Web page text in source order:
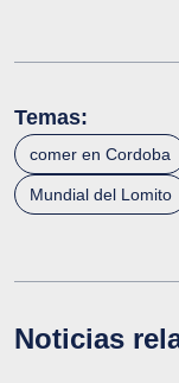
Temas:
comer en Cordoba
Mundial del Lomito
Noticias